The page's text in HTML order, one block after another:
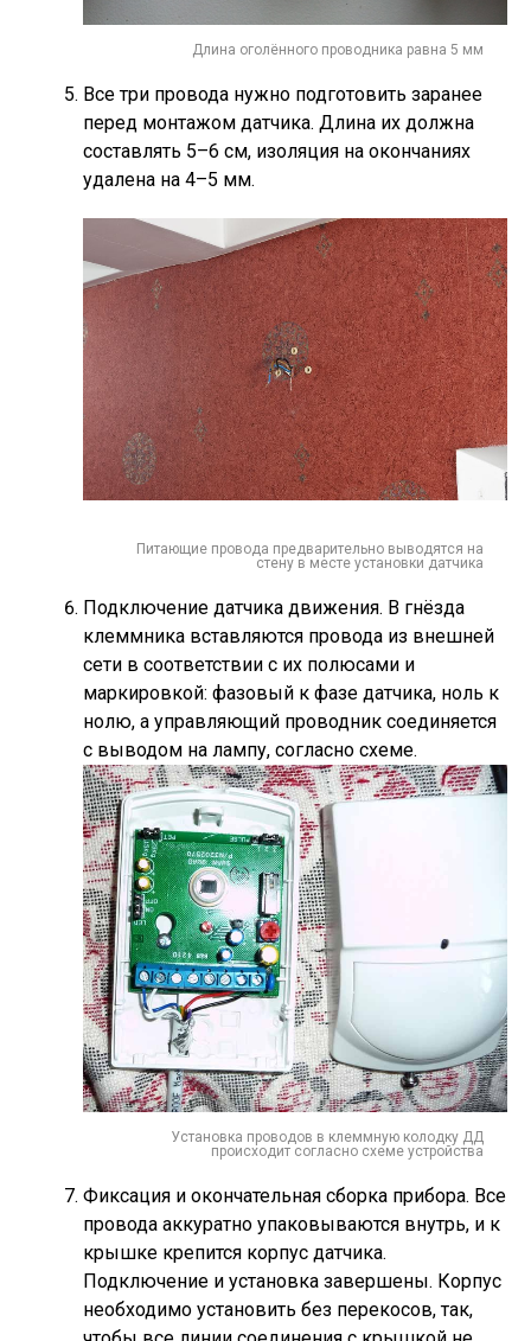
Длина оголённого проводника равна 5 мм
Все три провода нужно подготовить заранее
перед монтажом датчика. Длина их должна
составлять 5–6 см, изоляция на окончаниях
удалена на 4–5 мм.
Питающие провода предварительно выводятся на
стену в месте установки датчика
Подключение датчика движения. В гнёзда
клеммника вставляются провода из внешней
сети в соответствии с их полюсами и
маркировкой: фазовый к фазе датчика, ноль к
нолю, а управляющий проводник соединяется
с выводом на лампу, согласно схеме.
Установка проводов в клеммную колодку ДД
происходит согласно схеме устройства
Фиксация и окончательная сборка прибора. Все
провода аккуратно упаковываются внутрь, и к
крышке крепится корпус датчика.
Подключение и установка завершены. Корпус
необходимо установить без перекосов, так,